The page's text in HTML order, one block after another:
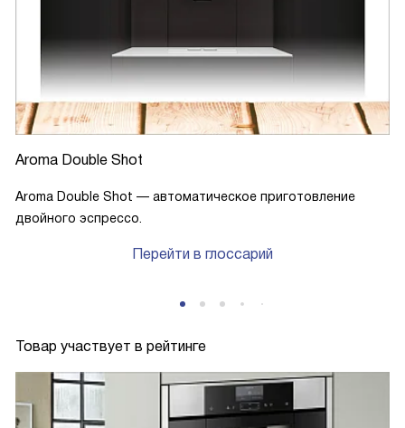
Aroma Double Shot
Aroma Double Shot — автоматическое приготовление
двойного эспрессо.
Перейти в глоссарий
Товар участвует в рейтинге